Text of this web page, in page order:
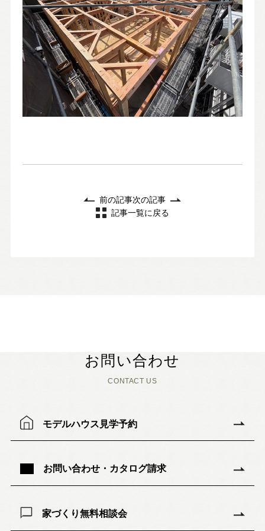
前の記事
記事一覧に戻る
次の記事
お問い合わせ
CONTACT US
モデルハウス見学予約
お問い合わせ・カタログ請求
家づくり無料相談会